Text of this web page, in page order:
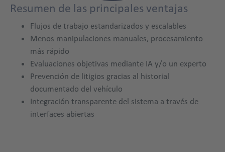
Resumen de las principales ventajas
Flujos de trabajo estandarizados y escalables
Menos manipulaciones manuales, procesamiento
más rápido
Evaluaciones objetivas mediante IA y/o un experto
Prevención de litigios gracias al historial
documentado del vehículo
Integración transparente del sistema a través de
interfaces abiertas